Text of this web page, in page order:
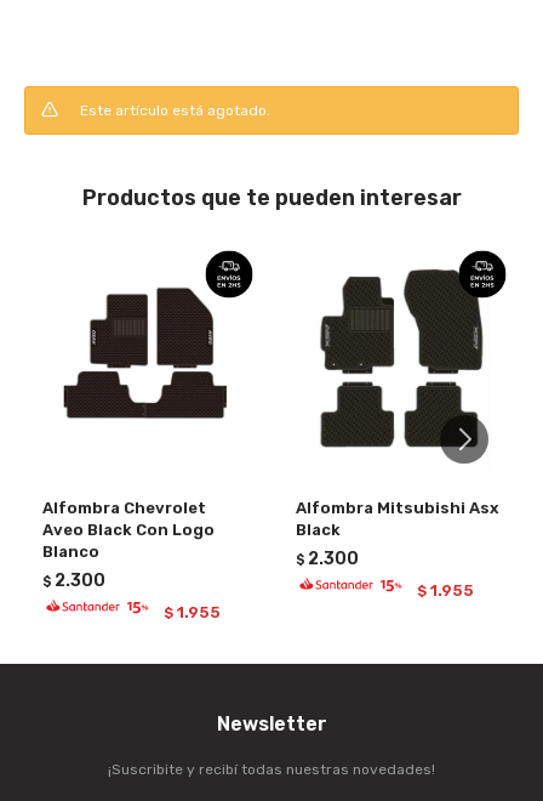
Este artículo está agotado.
Productos que te pueden interesar
Alfombra Chevrolet
Aveo Black Con Logo
Blanco
$ 2.300
$ 1.955
Alfombra Mitsubishi Asx
Black
$ 2.300
$ 1.955
Newsletter
¡Suscribite y recibí todas nuestras novedades!